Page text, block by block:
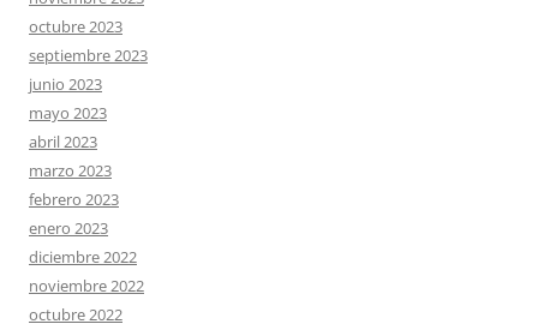
octubre 2023
septiembre 2023
junio 2023
mayo 2023
abril 2023
marzo 2023
febrero 2023
enero 2023
diciembre 2022
noviembre 2022
octubre 2022